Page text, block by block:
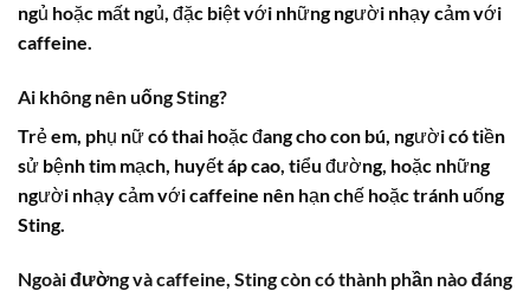
ngủ hoặc mất ngủ, đặc biệt với những người nhạy cảm với
caffeine.
Ai không nên uốngSting?
Trẻ em, phụ nữ có thai hoặc đang cho con bú, người có tiền
sử bệnh tim mạch, huyết áp cao, tiểu đường, hoặc những
người nhạy cảm với caffeine nên hạn chế hoặc tránh uống
Sting.
Ngoài đường và caffeine, Stingcòn có thành phần nào đáng